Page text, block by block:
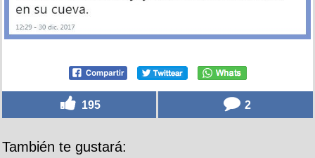
195 2
También te gustará: